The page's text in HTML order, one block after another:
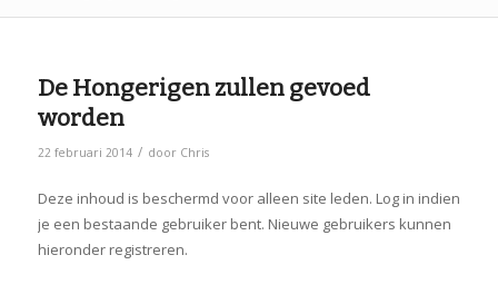
De Hongerigen zullen gevoed
worden
22 februari 2014 / door Chris
Deze inhoud is beschermd voor alleen site leden. Log in indien
je een bestaande gebruiker bent. Nieuwe gebruikers kunnen
hieronder registreren.